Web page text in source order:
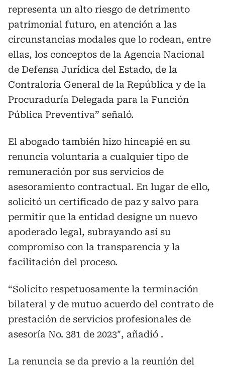
representa un alto riesgo de detrimento
patrimonial futuro, en atención a las
circunstancias modales que lo rodean, entre
ellas, los conceptos de la Agencia Nacional
de Defensa Jurídica del Estado, de la
Contraloría General de la República y de la
Procuraduría Delegada para la Función
Pública Preventiva” señaló.
El abogado también hizo hincapié en su
renuncia voluntaria a cualquier tipo de
remuneración por sus servicios de
asesoramiento contractual. En lugar de ello,
solicitó un certificado de paz y salvo para
permitir que la entidad designe un nuevo
apoderado legal, subrayando así su
compromiso con la transparencia y la
facilitación del proceso.
“Solicito respetuosamente la terminación
bilateral y de mutuo acuerdo del contrato de
prestación de servicios profesionales de
asesoría No. 381 de 2023″, añadió .
La renuncia se da previo a la reunión del